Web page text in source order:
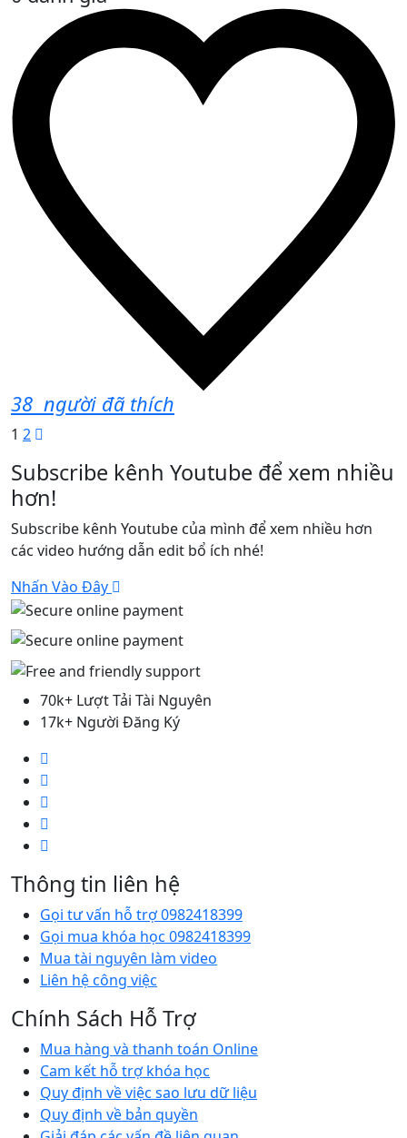
38 người đã thích
1 2
Subscribe kênh Youtube để xem nhiều
hơn!
Subscribe kênh Youtube của mình để xem nhiều hơn
các video hướng dẫn edit bổ ích nhé!
Nhấn Vào Đây
70k+ Lượt Tải Tài Nguyên
17k+ Người Đăng Ký
Thông tin liên hệ
Gọi tư vấn hỗ trợ 0982418399
Gọi mua khóa học 0982418399
Mua tài nguyên làm video
Liên hệ công việc
Chính Sách Hỗ Trợ
Mua hàng và thanh toán Online
Cam kết hỗ trợ khóa học
Quy định về việc sao lưu dữ liệu
Quy định về bản quyền